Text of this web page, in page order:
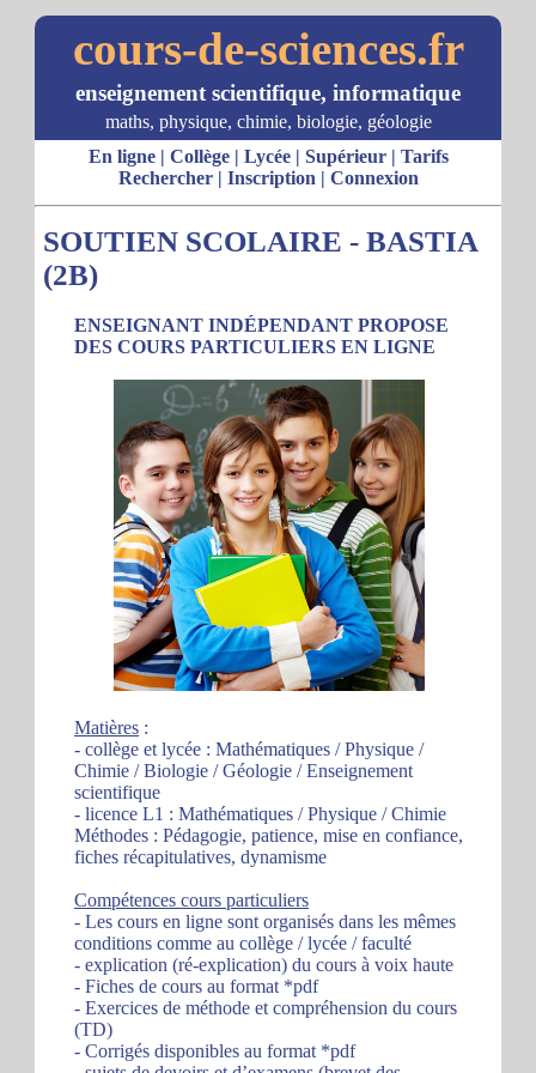
cours-de-sciences.fr
enseignement scientifique, informatique
maths, physique, chimie, biologie, géologie
En ligne| Collège| Lycée| Supérieur| Tarifs
Rechercher| Inscription | Connexion
SOUTIEN SCOLAIRE - BASTIA
(2B)
ENSEIGNANT INDÉPENDANT PROPOSE
DES COURS PARTICULIERS EN LIGNE
Matières :
- collège et lycée : Mathématiques / Physique /
Chimie / Biologie / Géologie / Enseignement
scientifique
- licence L1 : Mathématiques / Physique / Chimie
Méthodes : Pédagogie, patience, mise en confiance,
fiches récapitulatives, dynamisme
Compétences cours particuliers
- Les cours en ligne sont organisés dans les mêmes
conditions comme au collège / lycée / faculté
- explication (ré-explication) du cours à voix haute
- Fiches de cours au format *pdf
- Exercices de méthode et compréhension du cours
(TD)
- Corrigés disponibles au format *pdf